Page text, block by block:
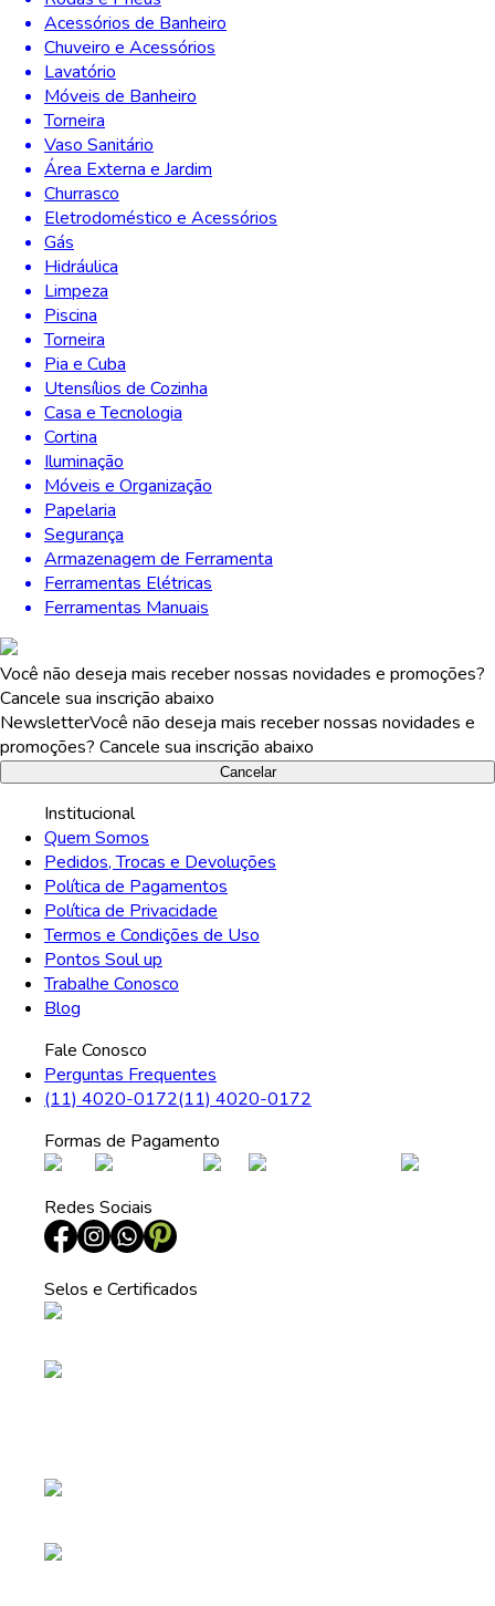
Acessórios de Banheiro
Chuveiro e Acessórios
Lavatório
Móveis de Banheiro
Torneira
Vaso Sanitário
Área Externa e Jardim
Churrasco
Eletrodoméstico e Acessórios
Gás
Hidráulica
Limpeza
Piscina
Torneira
Pia e Cuba
Utensílios de Cozinha
Casa e Tecnologia
Cortina
Iluminação
Móveis e Organização
Papelaria
Segurança
Armazenagem de Ferramenta
Ferramentas Elétricas
Ferramentas Manuais
Você não deseja mais receber nossas novidades e promoções?
Cancele sua inscrição abaixo
NewsletterVocê não deseja mais receber nossas novidades e
promoções? Cancele sua inscrição abaixo
Cancelar
Institucional
Quem Somos
Pedidos, Trocas e Devoluções
Política de Pagamentos
Política de Privacidade
Termos e Condições de Uso
Pontos Soul up
Trabalhe Conosco
Blog
Fale Conosco
Perguntas Frequentes
(11) 4020-0172(11) 4020-0172
Formas de Pagamento
Redes Sociais
Selos e Certificados